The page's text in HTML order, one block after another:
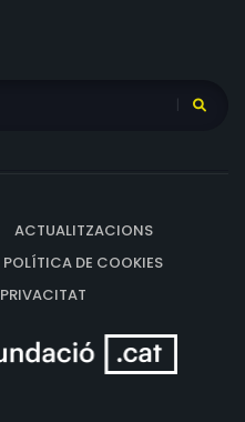
ACTUALITZACIONS
POLÍTICA DE COOKIES